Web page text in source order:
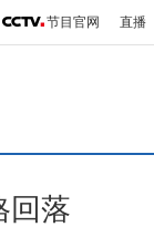
节目官网 直播
回落